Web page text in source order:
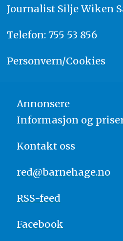
Journalist Silje Wiken
Telefon: 755 53 856
Personvern/Cookies
Annonsere
Informasjon og
Kontakt oss
red@barnehage.no
RSS-feed
Facebook